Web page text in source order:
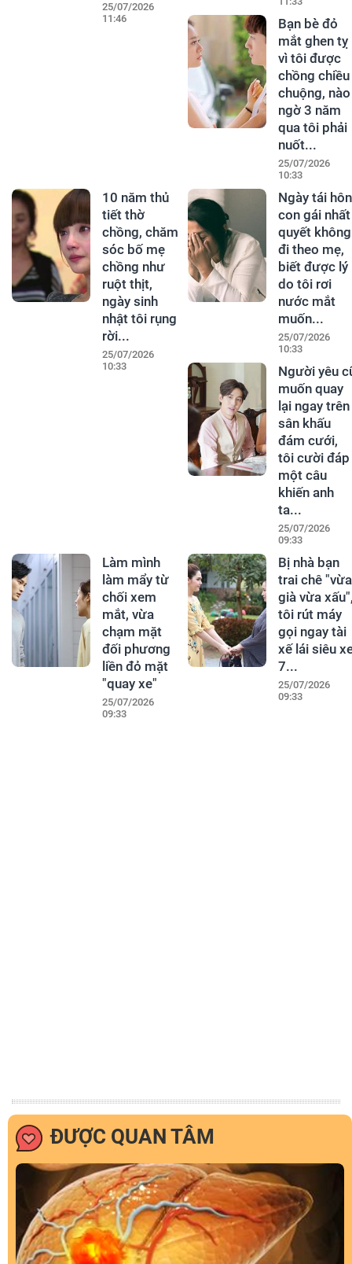
25/07/2026
11:46
Bạn bè đỏ
mắt ghen tỵ
vì tôi được
chồng chiều
chuộng, nào
ngờ 3 năm
qua tôi phải
nuốt...
25/07/2026
10:33
10 năm thủ
tiết thờ
chồng, chăm
sóc bố mẹ
chồng như
ruột thịt,
ngày sinh
nhật tôi rụng
rời...
25/07/2026
10:33
Ngày tái
con gái nhất
quyết không
đi theo mẹ,
biết được lý
do tôi rơi
nước mắt
muốn...
25/07/2026
10:33
Người yêu
muốn quay
lại ngay trên
sân khấu
đám cưới,
tôi cười đáp
một câu
khiến anh
ta...
25/07/2026
09:33
Làm mình
làm mẩy từ
chối xem
mắt, vừa
chạm mặt
đối phương
liền đỏ mặt
"quay xe"
25/07/2026
09:33
Bị nhà bạn
trai chê "vừa
già vừa
tôi rút máy
gọi ngay tài
xế lái siêu
7...
25/07/2026
09:33
ĐƯỢC QUAN TÂM